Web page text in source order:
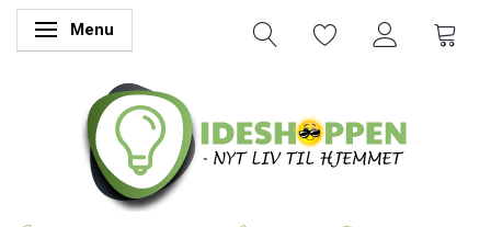
Skifte navigation
Menu